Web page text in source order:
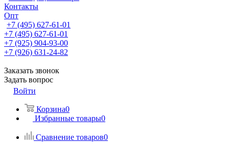
Контакты
Опт
+7 (495) 627-61-01
+7 (495) 627-61-01
+7 (925) 904-93-00
+7 (926) 631-24-82
Заказать звонок
Задать вопрос
Войти
Корзина0
Избранные товары0
Сравнение товаров0